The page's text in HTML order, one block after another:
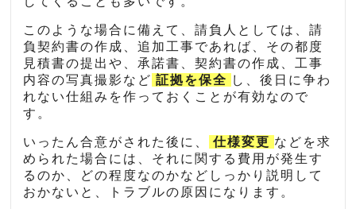
このような場合に備えて、請負人としては、請
負契約書の作成、追加工事であれば、その都度
見積書の提出や、承諾書、契約書の作成、工事
内容の写真撮影など 証拠を保全 し、後日に争わ
れない仕組みを作っておくことが有効なので
す。
いったん合意がされた後に、 仕様変更 などを求
められた場合には、それに関する費用が発生す
るのか、どの程度なのかなどしっかり説明して
おかないと、トラブルの原因になります。